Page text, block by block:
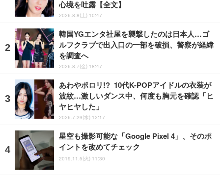
心境を吐露【全文】
2026.8.8(土) 10:47
韓国YGエンタ社屋を襲撃したのは日本人…ゴ
ルフクラブで出入口の一部を破損、警察が経緯
を調査へ
2026.8.7(金) 18:47
あわやポロリ!? 10代K-POPアイドルの衣装が
波紋…激しいダンス中、何度も胸元を確認「ヒ
ヤヒヤした」
2026.7.29(水) 12:17
星空も撮影可能な「Google Pixel 4」、そのポ
イントを改めてチェック
2019.11.5(火) 11:30